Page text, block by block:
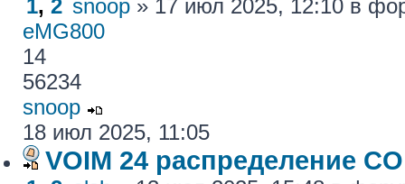
1, 2 snoop » 17 июл 2025, 12:10 в
eMG800
14
56234
snoop
18 июл 2025, 11:05
VOIM 24 распределение CO